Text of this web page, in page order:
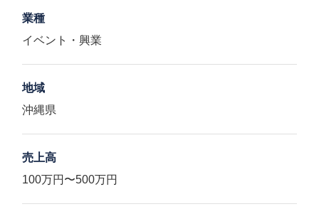
業種
イベント・興業
地域
沖縄県
売上高
100万円〜500万円